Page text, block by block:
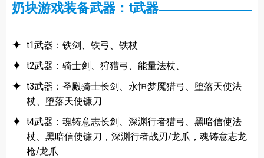
奶块游戏装备武器：t武器
t1武器：铁剑、铁弓、铁杖
t2武器：骑士剑、狩猎弓、能量法杖、
t3武器：圣殿骑士长剑、永恒梦魇猎弓、堕落天使法
杖、堕落天使镰刀
t4武器：魂铸意志长剑、深渊行者猎弓、黑暗信使法
杖、黑暗信使镰刀，深渊行者战刃/龙爪，魂铸意志龙
枪/龙爪